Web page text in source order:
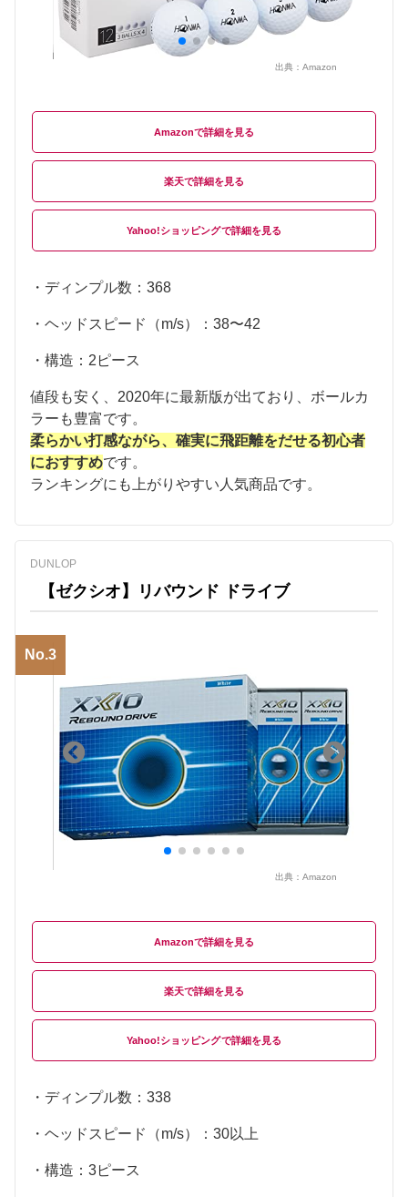
出典： Amazon
Amazon
楽天
Yahoo!ショッピング
・ディンプル数：368
・ヘッドスピード（m/s）：38〜42
・構造：2ピース
値段も安く、2020年に最新版が出ており、ボールカ
ラーも豊富です。
柔らかい打感ながら、確実に飛距離をだせる初心者
におすすめです。
ランキングにも上がりやすい人気商品です。
DUNLOP
【ゼクシオ】リバウンド ドライブ
No.3
出典： Amazon
Amazon
楽天
Yahoo!ショッピング
・ディンプル数：338
・ヘッドスピード（m/s）：30以上
・構造：3ピース